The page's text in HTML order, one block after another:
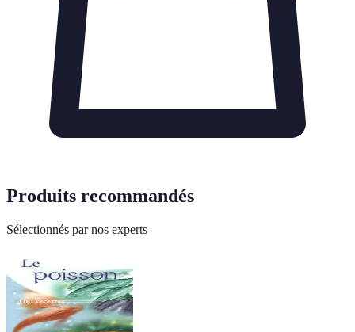
Produits recommandés
Sélectionnés par nos experts